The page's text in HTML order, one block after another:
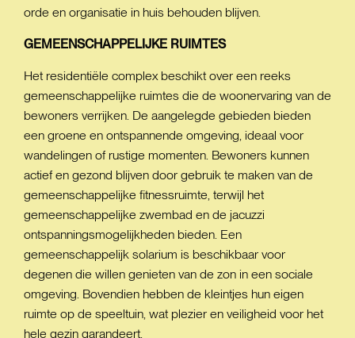
orde en organisatie in huis behouden blijven.
GEMEENSCHAPPELIJKE RUIMTES
Het residentiële complex beschikt over een reeks
gemeenschappelijke ruimtes die de woonervaring van de
bewoners verrijken. De aangelegde gebieden bieden
een groene en ontspannende omgeving, ideaal voor
wandelingen of rustige momenten. Bewoners kunnen
actief en gezond blijven door gebruik te maken van de
gemeenschappelijke fitnessruimte, terwijl het
gemeenschappelijke zwembad en de jacuzzi
ontspanningsmogelijkheden bieden. Een
gemeenschappelijk solarium is beschikbaar voor
degenen die willen genieten van de zon in een sociale
omgeving. Bovendien hebben de kleintjes hun eigen
ruimte op de speeltuin, wat plezier en veiligheid voor het
hele gezin garandeert.